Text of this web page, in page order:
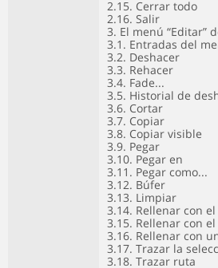
2.15. Cerrar todo
2.16. Salir
3. El menú “Editar”
3.1. Entradas del
3.2. Deshacer
3.3. Rehacer
3.4. Fade...
3.5. Historial de
3.6. Cortar
3.7. Copiar
3.8. Copiar visible
3.9. Pegar
3.10. Pegar en
3.11. Pegar como...
3.12. Búfer
3.13. Limpiar
3.14. Rellenar con
3.15. Rellenar con
3.16. Rellenar con
3.17. Trazar la
3.18. Trazar ruta